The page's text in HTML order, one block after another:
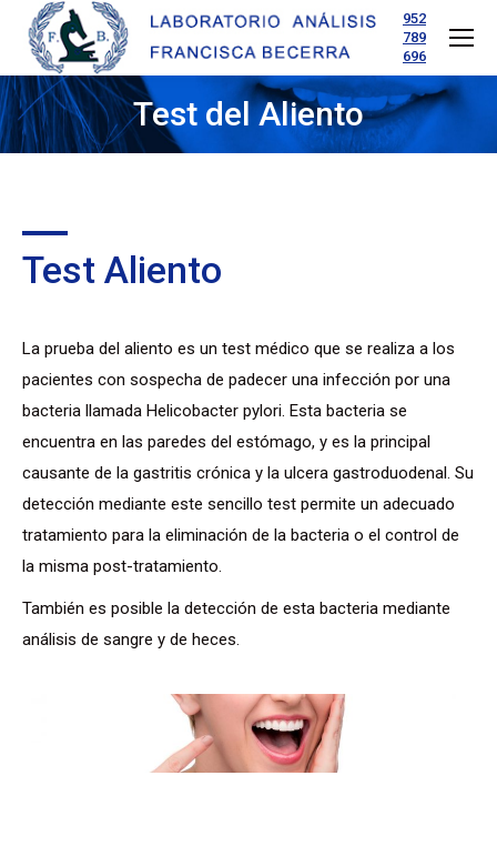
952
789
696
Test del Aliento
Estás aquí:
Test Aliento
La prueba del aliento es un test médico que se realiza a los
pacientes con sospecha de padecer una infección por una
bacteria llamada Helicobacter pylori. Esta bacteria se
encuentra en las paredes del estómago, y es la principal
causante de la gastritis crónica y la ulcera gastroduodenal. Su
detección mediante este sencillo test permite un adecuado
tratamiento para la eliminación de la bacteria o el control de
la misma post-tratamiento.
También es posible la detección de esta bacteria mediante
análisis de sangre y de heces.